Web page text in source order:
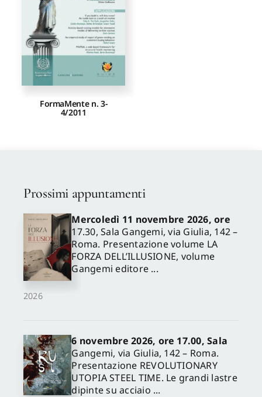
Gangemi Editore
Newsletter
FormaMente n. 3-
4/2011
Prossimi appuntamenti
2026
Mercoledì 11 novembre 2026, ore
17.30, Sala Gangemi, via Giulia, 142 –
Roma. Presentazione volume LA
FORZA DELL’ILLUSIONE, volume
Gangemi editore ...
6 novembre 2026, ore 17.00, Sala
Gangemi, via Giulia, 142 – Roma.
Presentazione REVOLUTIONARY
UTOPIA STEEL TIME. Le grandi lastre
dipinte su acciaio ...